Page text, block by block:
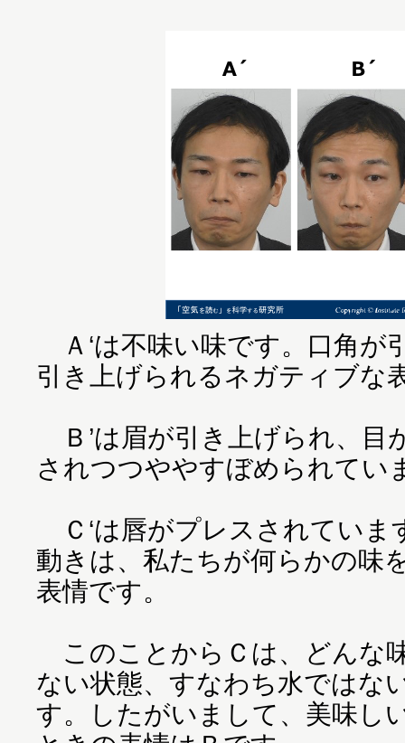
Ａ‘は不味い味です。口角が
引き上げられるネガティブな
Ｂ’は眉が引き上げられ、目
されつつややすぼめられてい
Ｃ‘は唇がプレスされていま
動きは、私たちが何らかの味
表情です。
このことからＣは、どんな
ない状態、すなわち水ではな
す。したがいまして、美味し